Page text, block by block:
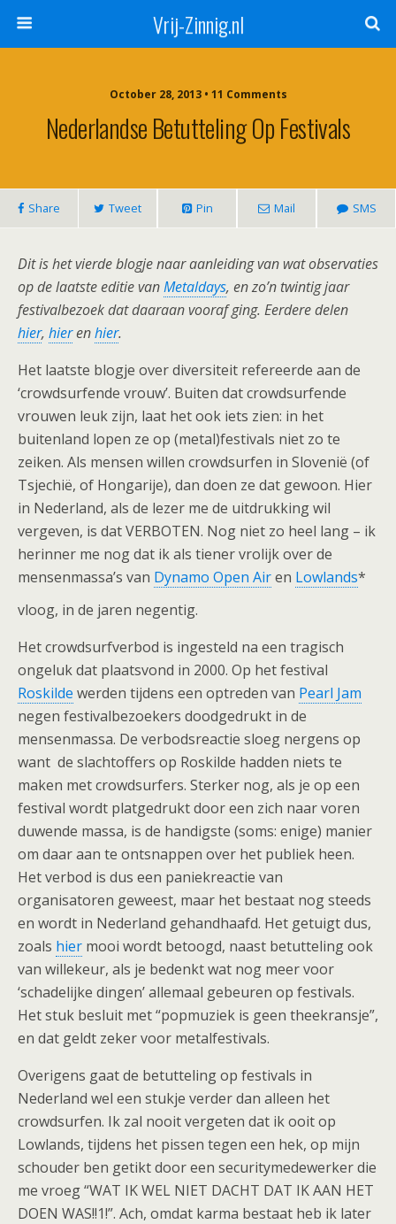
Vrij-Zinnig.nl
October 28, 2013 • 11 Comments
Nederlandse Betutteling Op Festivals
Share Tweet Pin Mail SMS
Dit is het vierde blogje naar aanleiding van wat observaties
op de laatste editie vanMetaldays, en zo’n twintig jaar
festivalbezoek dat daaraan vooraf ging. Eerdere delen
hier, hierenhier.
Het laatste blogje over diversiteit refereerde aan de
‘crowdsurfende vrouw’. Buiten dat crowdsurfende
vrouwen leuk zijn, laat het ook iets zien: in het
buitenland lopen ze op (metal)festivals niet zo te
zeiken. Als mensen willen crowdsurfen in Slovenië (of
Tsjechië, of Hongarije), dan doen ze dat gewoon. Hier
in Nederland, als de lezer me de uitdrukking wil
vergeven, is dat VERBOTEN. Nog niet zo heel lang – ik
herinner me nog dat ik als tiener vrolijk over de
mensenmassa’s van Dynamo Open Airen Lowlands*
vloog, in de jaren negentig.
Het crowdsurfverbod is ingesteld na een tragisch
ongeluk dat plaatsvond in 2000. Op het festival
Roskilde werden tijdens een optreden van Pearl Jam
negen festivalbezoekers doodgedrukt in de
mensenmassa. De verbodsreactie sloeg nergens op
want de slachtoffers op Roskilde hadden niets te
maken met crowdsurfers. Sterker nog, als je op een
festival wordt platgedrukt door een zich naar voren
duwende massa, is de handigste (soms: enige) manier
om daar aan te ontsnappen over het publiek heen.
Het verbod is dus een paniekreactie van
organisatoren geweest, maar het bestaat nog steeds
en wordt in Nederland gehandhaafd. Het getuigt dus,
zoals hier mooi wordt betoogd, naast betutteling ook
van willekeur, als je bedenkt wat nog meer voor
‘schadelijke dingen’ allemaal gebeuren op festivals.
Het stuk besluit met “popmuziek is geen theekransje”,
en dat geldt zeker voor metalfestivals.
Overigens gaat de betutteling op festivals in
Nederland wel een stukje verder dan alleen het
crowdsurfen. Ik zal nooit vergeten dat ik ooit op
Lowlands, tijdens het pissen tegen een hek, op mijn
schouder ben getikt door een securitymedewerker die
me vroeg “WAT IK WEL NIET DACHT DAT IK AAN HET
DOEN WAS!!1!”. Ach, omdat karma bestaat heb ik later